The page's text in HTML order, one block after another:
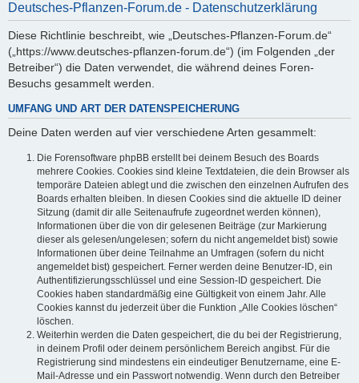
Deutsches-Pflanzen-Forum.de - Datenschutzerklärung
Diese Richtlinie beschreibt, wie „Deutsches-Pflanzen-Forum.de“
(„https://www.deutsches-pflanzen-forum.de“) (im Folgenden „der
Betreiber“) die Daten verwendet, die während deines Foren-
Besuchs gesammelt werden.
UMFANG UND ART DER DATENSPEICHERUNG
Deine Daten werden auf vier verschiedene Arten gesammelt:
Die Forensoftware phpBB erstellt bei deinem Besuch des Boards
mehrere Cookies. Cookies sind kleine Textdateien, die dein Browser als
temporäre Dateien ablegt und die zwischen den einzelnen Aufrufen des
Boards erhalten bleiben. In diesen Cookies sind die aktuelle ID deiner
Sitzung (damit dir alle Seitenaufrufe zugeordnet werden können),
Informationen über die von dir gelesenen Beiträge (zur Markierung
dieser als gelesen/ungelesen; sofern du nicht angemeldet bist) sowie
Informationen über deine Teilnahme an Umfragen (sofern du nicht
angemeldet bist) gespeichert. Ferner werden deine Benutzer-ID, ein
Authentifizierungsschlüssel und eine Session-ID gespeichert. Die
Cookies haben standardmäßig eine Gültigkeit von einem Jahr. Alle
Cookies kannst du jederzeit über die Funktion „Alle Cookies löschen“
löschen.
Weiterhin werden die Daten gespeichert, die du bei der Registrierung,
in deinem Profil oder deinem persönlichem Bereich angibst. Für die
Registrierung sind mindestens ein eindeutiger Benutzername, eine E-
Mail-Adresse und ein Passwort notwendig. Wenn durch den Betreiber